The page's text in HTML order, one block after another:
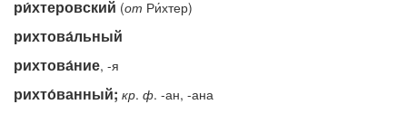
ри́хтеровский (от Ри́хтер)
рихтова́льный
рихтова́ние, -я
рихто́ванный; кр. ф. -ан, -ана